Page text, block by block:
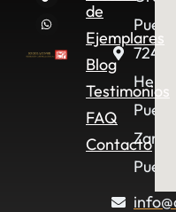
de
Ejemplares
Blog
Testimonios
FAQ
Contacto
Puebla,
72490
Pue.